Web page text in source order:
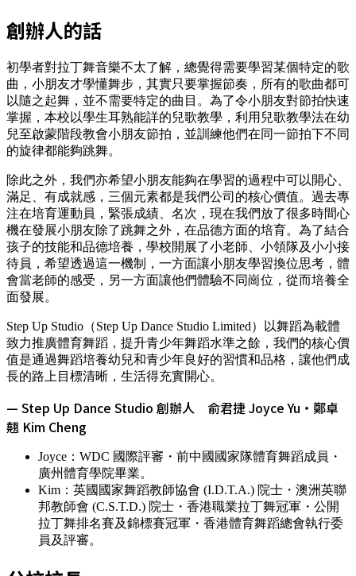
創辦人的話
初學者對拉丁舞音樂不太了解，總覺得需要學習某個特定的歌
曲，小朋友才學懂舞步，其實只要掌握節奏，所有的歌曲都可
以隨之起舞，並不需要特定的曲目。為了令小朋友對節拍快速
掌握，本校以學生耳熟能詳的兒歌教學，利用兒歌教學法在幼
兒至啟蒙階段教會小朋友節拍，並訓練他們在同一節拍下不同
的旋律都能夠跳舞。
除此之外，我們亦希望小朋友能夠在學習的過程中可以開心、
滿足、有成就感，三個元素都是我們公司的核心價值。過去專
注在培育運動員，緊張成績、名次，現在我們放了很多時間心
機在發展小朋友除了跳舞之外，在品德方面的培育。為了結合
孩子的技能和品德培養，學校開展了小老師、小領隊及小小接
待員，希望透過這一機制，一方面讓小朋友學習換位思考，體
會當老師的感受，另一方面讓他們體驗不同崗位，從而培養全
面發展。
Step Up Studio（Step Up Dance Studio Limited）以舞蹈為載體
致力推廣體育舞蹈，提升青少年舞蹈水準之餘，我們的核心價
值是通過舞蹈培養幼兒和青少年良好的習慣和品格，讓他們成
長的路上目標清晰，生活得充實開心。
— Step Up Dance Studio 創辦人 俞君捷 Joyce Yu・鄭卓
翹 Kim Cheng
Joyce ： WDC 國際評審・前中國國家隊體育舞蹈成員・
廣州體育學院畢業。
Kim ： 英國國家舞蹈教師協會 (I.D.T.A.) 院士・澳洲英聯
邦教師會 (C.S.T.D.) 院士・香港職業拉丁舞冠軍・公開
拉丁舞排名賽及錦標賽冠軍・香港體育舞蹈總會執行委
員及評審。